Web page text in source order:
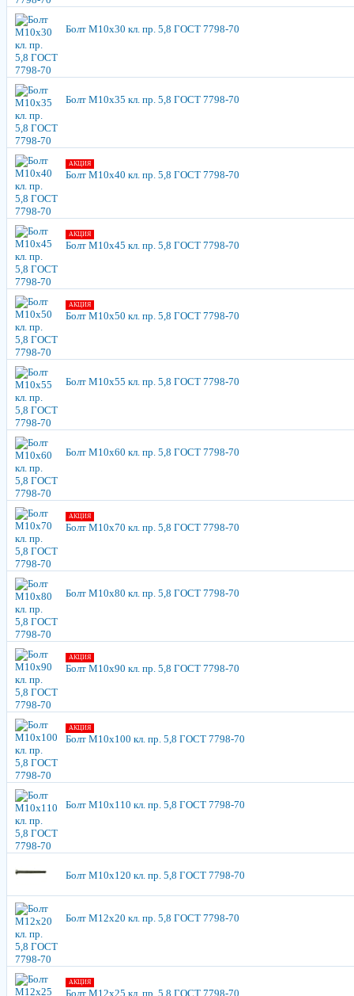
Болт М10х30 кл. пр. 5,8 ГОСТ 7798-70
Болт М10х35 кл. пр. 5,8 ГОСТ 7798-70
АКЦИЯ
Болт М10х40 кл. пр. 5,8 ГОСТ 7798-70
АКЦИЯ
Болт М10х45 кл. пр. 5,8 ГОСТ 7798-70
АКЦИЯ
Болт М10х50 кл. пр. 5,8 ГОСТ 7798-70
Болт М10х55 кл. пр. 5,8 ГОСТ 7798-70
Болт М10х60 кл. пр. 5,8 ГОСТ 7798-70
АКЦИЯ
Болт М10х70 кл. пр. 5,8 ГОСТ 7798-70
Болт М10х80 кл. пр. 5,8 ГОСТ 7798-70
АКЦИЯ
Болт М10х90 кл. пр. 5,8 ГОСТ 7798-70
АКЦИЯ
Болт М10х100 кл. пр. 5,8 ГОСТ 7798-70
Болт М10х110 кл. пр. 5,8 ГОСТ 7798-70
Болт М10х120 кл. пр. 5,8 ГОСТ 7798-70
Болт М12х20 кл. пр. 5,8 ГОСТ 7798-70
АКЦИЯ
Болт М12х25 кл. пр. 5,8 ГОСТ 7798-70